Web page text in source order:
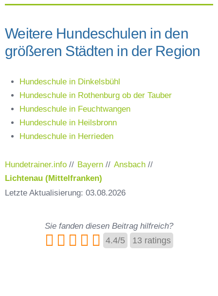
Weitere Hundeschulen in den
größeren Städten in der Region
Hundeschule in Dinkelsbühl
Hundeschule in Rothenburg ob der Tauber
Hundeschule in Feuchtwangen
Hundeschule in Heilsbronn
Hundeschule in Herrieden
Hundetrainer.info // Bayern // Ansbach //
Lichtenau (Mittelfranken)
Letzte Aktualisierung: 03.08.2026
Sie fanden diesen Beitrag hilfreich?
4.4/5 13 ratings